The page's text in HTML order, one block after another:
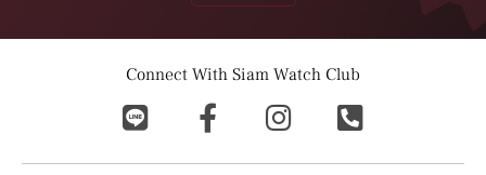
Connect With Siam Watch Club